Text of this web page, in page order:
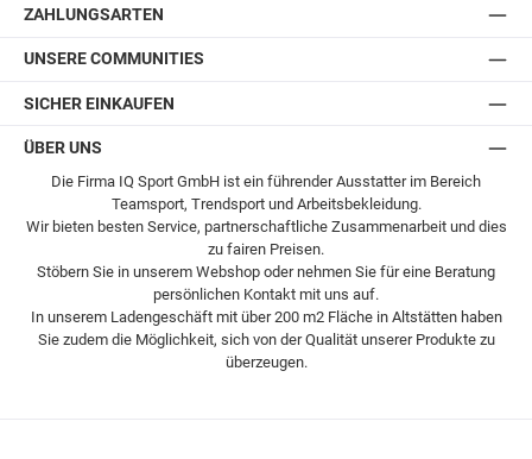
ZAHLUNGSARTEN
UNSERE COMMUNITIES
SICHER EINKAUFEN
ÜBER UNS
Die Firma IQ Sport GmbH ist ein führender Ausstatter im Bereich
Teamsport, Trendsport und Arbeitsbekleidung.
Wir bieten besten Service, partnerschaftliche Zusammenarbeit und dies
zu fairen Preisen.
Stöbern Sie in unserem Webshop oder nehmen Sie für eine Beratung
persönlichen Kontakt mit uns auf.
In unserem Ladengeschäft mit über 200 m2 Fläche in Altstätten haben
Sie zudem die Möglichkeit, sich von der Qualität unserer Produkte zu
überzeugen.